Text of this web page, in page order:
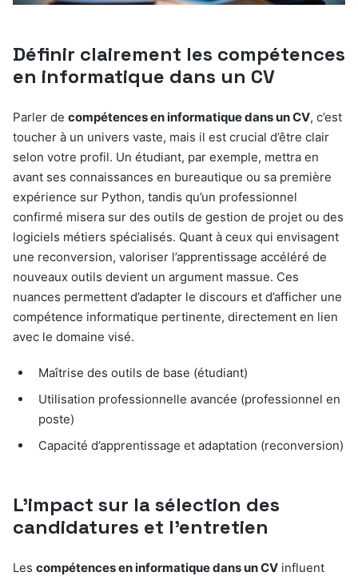
Définir clairement les compétences
en informatique dans un CV
Parler de compétences en informatique dans un CV, c’est
toucher à un univers vaste, mais il est crucial d’être clair
selon votre profil. Un étudiant, par exemple, mettra en
avant ses connaissances en bureautique ou sa première
expérience sur Python, tandis qu’un professionnel
confirmé misera sur des outils de gestion de projet ou des
logiciels métiers spécialisés. Quant à ceux qui envisagent
une reconversion, valoriser l’apprentissage accéléré de
nouveaux outils devient un argument massue. Ces
nuances permettent d’adapter le discours et d’afficher une
compétence informatique pertinente, directement en lien
avec le domaine visé.
Maîtrise des outils de base (étudiant)
Utilisation professionnelle avancée (professionnel en
poste)
Capacité d’apprentissage et adaptation (reconversion)
L’impact sur la sélection des
candidatures et l’entretien
Les compétences en informatique dans un CV influent